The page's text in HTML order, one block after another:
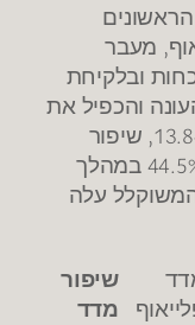
מעבר
ובלקיחת
במהלך העונה והכפיל את
ממוצע הנקודות שלו בפלייאוף ל-13.8, שיפור
המשמעותי היה באחוזים ל-2 מ-44.5% במהלך
המשוקלל עלה
שיפור
מדד